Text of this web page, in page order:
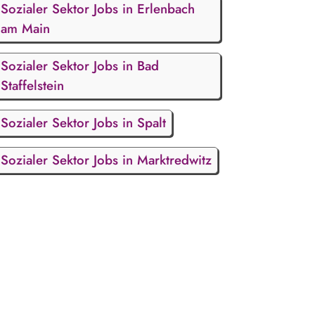
Sozialer Sektor Jobs in Erlenbach
am Main
Sozialer Sektor Jobs in Bad
Staffelstein
Sozialer Sektor Jobs in Spalt
Sozialer Sektor Jobs in Marktredwitz